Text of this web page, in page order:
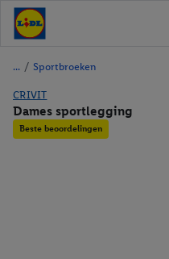
/ Sportbroeken
CRIVIT
Dames sportlegging
Beste beoordelingen